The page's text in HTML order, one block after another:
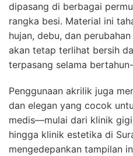
dipasang di berbagai
rangka besi. Material ini
hujan, debu, dan
akan tetap terlihat bersih
terpasang selama
Penggunaan akrilik juga
dan elegan yang cocok
medis—mulai dari klinik
hingga klinik estetika di
mengedepankan tampilan